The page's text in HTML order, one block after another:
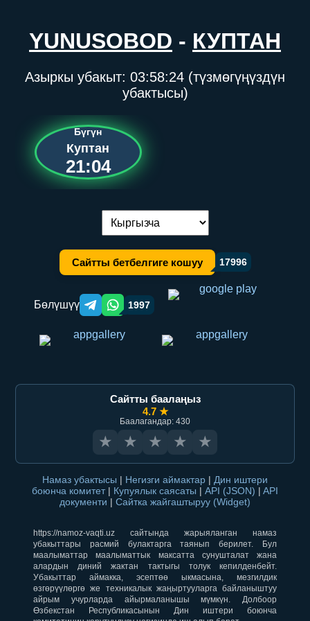
YUNUSOBOD - КУПТАН
Азыркы убакыт: 03:58:24 (түзмөгүңүздүн
убактысы)
Бүгүн
Куптан
21:04
Тилди алмаштыруу:
Сайтты бетбелгиге кошуу 17996
Бөлүшүү Telegram orqali ulashish
WhatsApp orqali ulashish
1997
Сайтты баалаңыз
4.7 ★
Баалагандар: 430
★ ★ ★ ★ ★
Намаз убактысы | Негизги аймактар | Дин иштери
боюнча комитет | Купуялык саясаты | API (JSON) | API
документи | Сайтка жайгаштыруу (Widget)
https://namoz-vaqti.uz сайтында жарыяланган намаз
убакыттары расмий булактарга таянып берилет. Бул
маалыматтар маалыматтык максатта сунушталат жана
алардын диний жактан тактыгы толук кепилденбейт.
Убакыттар аймакка, эсептөө ыкмасына, мезгилдик
өзгөрүүлөргө же техникалык жаңыртууларга байланыштуу
айрым учурларда айырмаланышы мүмкүн. Долбоор
Өзбекстан Республикасынын Дин иштери боюнча